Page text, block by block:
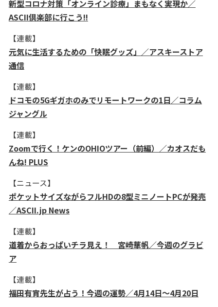
新型コロナ対策「オンライン診療」まもなく実現か／
ASCII倶楽部に行こう!!
【連載】
元気に生活するための「快眠グッズ」／アスキーストア
通信
【連載】
ドコモの5Gギガホのみでリモートワークの1日／コラム
ジャングル
【連載】
Zoomで行く！ケンのOHIOツアー（前編）／カオスだも
んね! PLUS
【ニュース】
ポケットサイズながらフルHDの8型ミニノートPCが発売
／ASCII.jp News
【連載】
道着からおっぱいチラ見え！ 宮崎華帆／今週のグラビ
ア
【連載】
福田有宵先生が占う！今週の運勢／4月14日～4月20日